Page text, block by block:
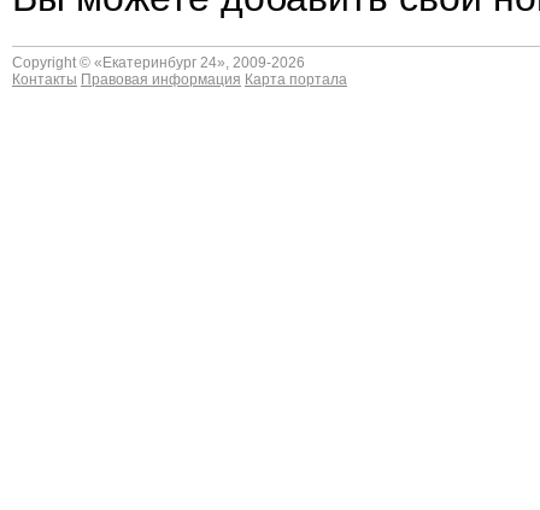
Copyright © « Екатеринбург 24», 2009-2026
Контакты Правовая информация Карта портала